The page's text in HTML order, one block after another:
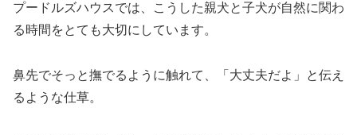
プードルズハウスでは、こうした親犬と子犬が自然に関わ
る時間をとても大切にしています。
鼻先でそっと撫でるように触れて、「大丈夫だよ」と伝え
るような仕草。